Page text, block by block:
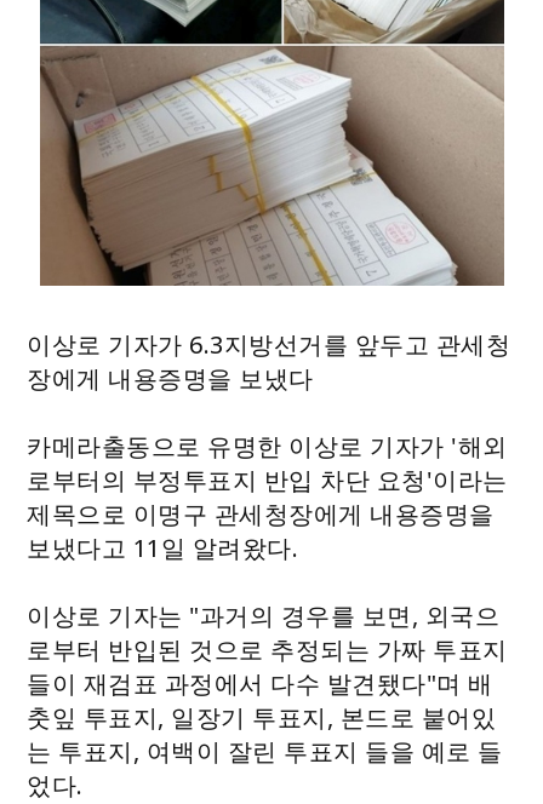
이상로 기자가 6.3지방선거를 앞두고 관세청
장에게 내용증명을 보냈다
카메라출동으로 유명한 이상로 기자가 '해외
로부터의 부정투표지 반입 차단 요청'이라는
제목으로 이명구 관세청장에게 내용증명을
보냈다고 11일 알려왔다.
이상로 기자는 "과거의 경우를 보면, 외국으
로부터 반입된 것으로 추정되는 가짜 투표지
들이 재검표 과정에서 다수 발견됐다"며 배
춧잎 투표지, 일장기 투표지, 본드로 붙어있
는 투표지, 여백이 잘린 투표지 들을 예로 들
었다.